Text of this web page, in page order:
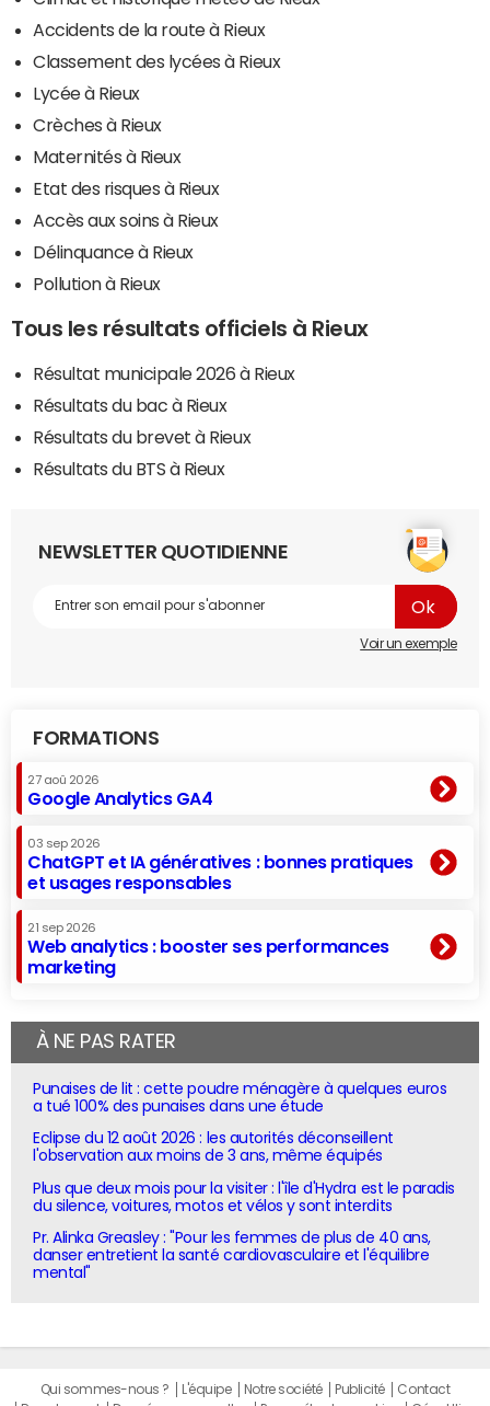
Accidents de la route à Rieux
Classement des lycées à Rieux
Lycée à Rieux
Crèches à Rieux
Maternités à Rieux
Etat des risques à Rieux
Accès aux soins à Rieux
Délinquance à Rieux
Pollution à Rieux
Tous les résultats officiels à Rieux
Résultat municipale 2026 à Rieux
Résultats du bac à Rieux
Résultats du brevet à Rieux
Résultats du BTS à Rieux
NEWSLETTER QUOTIDIENNE
Voir un exemple
FORMATIONS
27 aoû 2026
Google Analytics GA4
03 sep 2026
ChatGPT et IA génératives : bonnes pratiques
et usages responsables
21 sep 2026
Web analytics : booster ses performances
marketing
À NE PAS RATER
Punaises de lit : cette poudre ménagère à quelques euros
a tué 100% des punaises dans une étude
Eclipse du 12 août 2026 : les autorités déconseillent
l'observation aux moins de 3 ans, même équipés
Plus que deux mois pour la visiter : l'île d'Hydra est le paradis
du silence, voitures, motos et vélos y sont interdits
Pr. Alinka Greasley : "Pour les femmes de plus de 40 ans,
danser entretient la santé cardiovasculaire et l'équilibre
mental"
Qui sommes-nous ? L'équipe Notre société Publicité
Contact